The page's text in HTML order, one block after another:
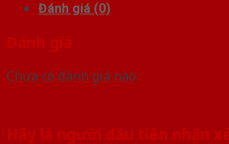
Đánh giá (0)
Đánh giá
Chưa có đánh giá nào.
Hãy là người đầu tiên nhận